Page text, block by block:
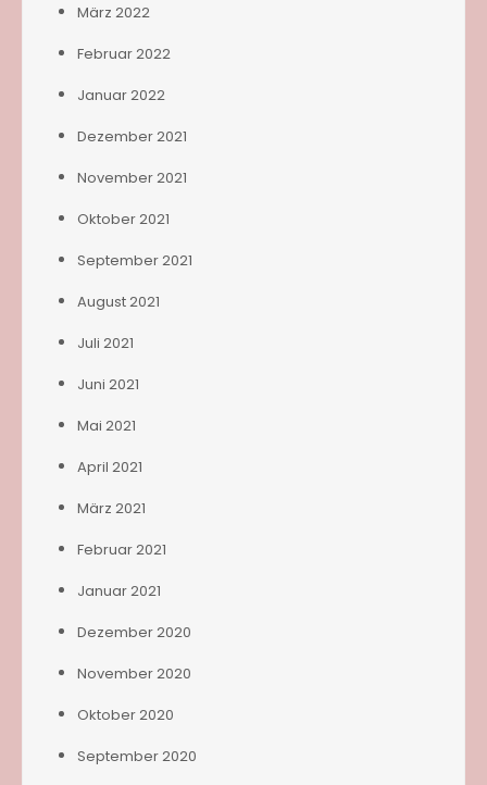
März 2022
Februar 2022
Januar 2022
Dezember 2021
November 2021
Oktober 2021
September 2021
August 2021
Juli 2021
Juni 2021
Mai 2021
April 2021
März 2021
Februar 2021
Januar 2021
Dezember 2020
November 2020
Oktober 2020
September 2020